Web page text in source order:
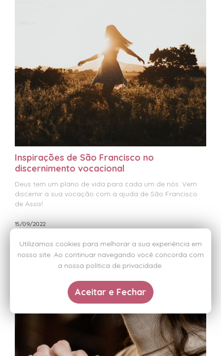
Utilizamos cookies para melhorar a sua experiência em
nosso site. Ao continuar navegando você concorda com
a nossa política de privacidade.
Aceitar e Fechar
Inspirações de São Francisco no
discernimento vocacional
Deus tem um plano de vida para cada um de nós. Vem
discernir a sua vocação com a ajuda de São Francisco
de Assis!
15/09/2022